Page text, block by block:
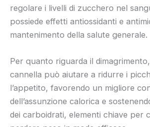
regolare i livelli di zucchero nel
possiede effetti antiossidanti e
mantenimento della salute generale.
Per quanto riguarda il
cannella può aiutare a ridurre i
l’appetito, favorendo un migliore
dell’assunzione calorica e
dei carboidrati, elementi chiave per